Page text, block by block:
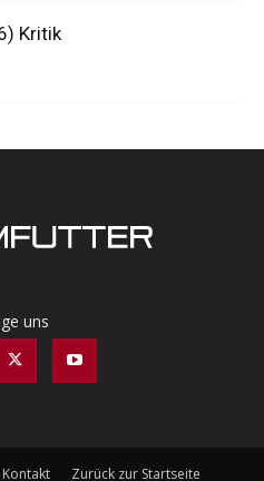
Kritik
uns
Kontakt Zurück zur Startseite